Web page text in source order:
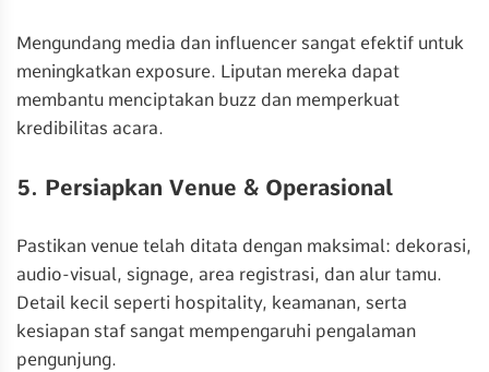
Mengundang media dan influencer sangat efektif untuk
meningkatkan exposure. Liputan mereka dapat
membantu menciptakan buzz dan memperkuat
kredibilitas acara.
5. Persiapkan Venue & Operasional
Pastikan venue telah ditata dengan maksimal: dekorasi,
audio-visual, signage, area registrasi, dan alur tamu.
Detail kecil seperti hospitality, keamanan, serta
kesiapan staf sangat mempengaruhi pengalaman
pengunjung.